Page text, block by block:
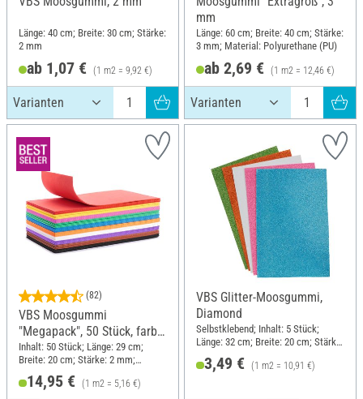
Länge: 40 cm; Breite: 30 cm; Stärke:
2 mm
ab 1,07 € (1 m2 = 9,92 €)
mm
Länge: 60 cm; Breite: 40 cm; Stärke:
3 mm; Material: Polyurethane (PU)
ab 2,69 € (1 m2 = 12,46 €)
(82)
VBS Moosgummi
"Megapack", 50 Stück, farbig
sortiert
Inhalt: 50 Stück; Länge: 29 cm;
Breite: 20 cm; Stärke: 2 mm;
Material: Moosgummi
14,95 € (1 m2 = 5,16 €)
VBS Glitter-Moosgummi,
Diamond
Selbstklebend; Inhalt: 5 Stück;
Länge: 32 cm; Breite: 20 cm; Stärke:
1.6 mm; Material: Kunststoff
3,49 € (1 m2 = 10,91 €)